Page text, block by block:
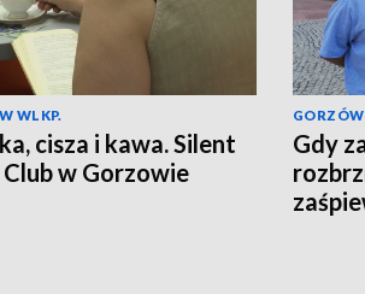
WLKP.
cisza i kawa. Silent
w Gorzowie
Gdy